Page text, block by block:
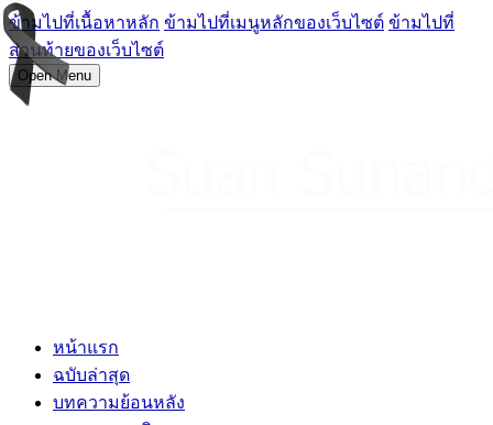
ข้ามไปที่เนื้อหาหลัก ข้ามไปที่เมนูหลักของเว็บไซต์ ข้ามไปที่
ส่วนท้ายของเว็บไซต์
Open Menu
หน้าแรก
ฉบับล่าสุด
บทความย้อนหลัง